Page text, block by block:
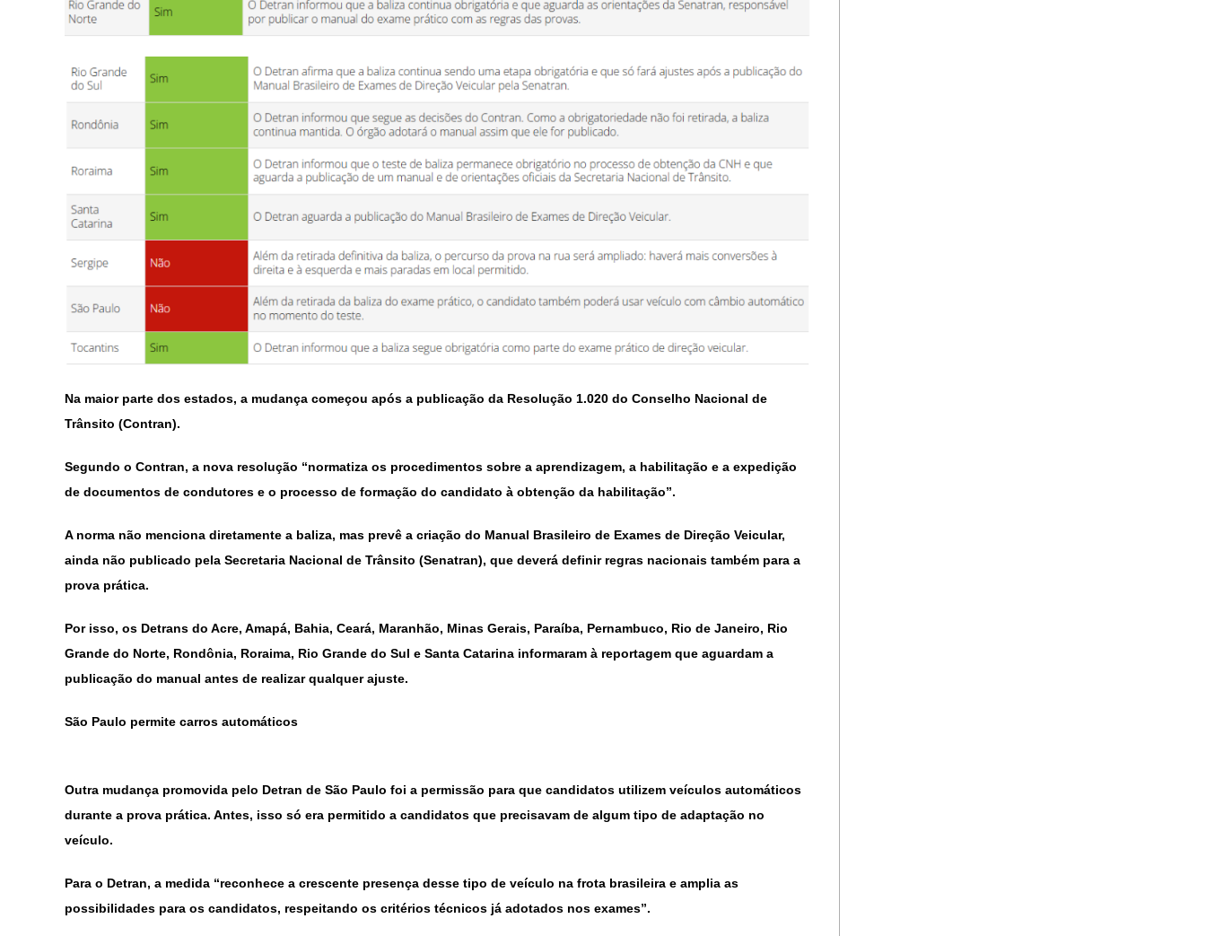
Na maior parte dos estados, a mudança começou após a publicação da Resolução 1.020 do Conselho Nacional de
Trânsito (Contran).
Segundo o Contran, a nova resolução “normatiza os procedimentos sobre a aprendizagem, a habilitação e a expedição
de documentos de condutores e o processo de formação do candidato à obtenção da habilitação”.
A norma não menciona diretamente a baliza, mas prevê a criação do Manual Brasileiro de Exames de Direção Veicular,
ainda não publicado pela Secretaria Nacional de Trânsito (Senatran), que deverá definir regras nacionais também para a
prova prática.
Por isso, os Detrans do Acre, Amapá, Bahia, Ceará, Maranhão, Minas Gerais, Paraíba, Pernambuco, Rio de Janeiro, Rio
Grande do Norte, Rondônia, Roraima, Rio Grande do Sul e Santa Catarina informaram à reportagem que aguardam a
publicação do manual antes de realizar qualquer ajuste.
São Paulo permite carros automáticos
Outra mudança promovida pelo Detran de São Paulo foi a permissão para que candidatos utilizem veículos automáticos
durante a prova prática. Antes, isso só era permitido a candidatos que precisavam de algum tipo de adaptação no
veículo.
Para o Detran, a medida “reconhece a crescente presença desse tipo de veículo na frota brasileira e amplia as
possibilidades para os candidatos, respeitando os critérios técnicos já adotados nos exames”.